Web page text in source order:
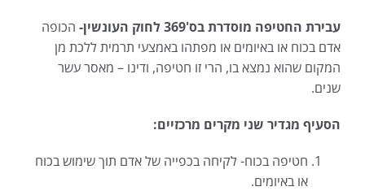
עבירת החטיפה מוסדרת בס'369 לחוק העונשין-
הכופה
אדם בכוח או באיומים או מפתהו באמצעי תרמית ללכת מן
המקום שהוא נמצא בו, הרי זו חטיפה, ודינו – מאסר עשר
שנים.
הסעיף מגדיר שני מקרים מרכזיים:
חטיפה בכוח- לקיחה בכפייה של אדם תוך שימוש בכוח
או באיומים.